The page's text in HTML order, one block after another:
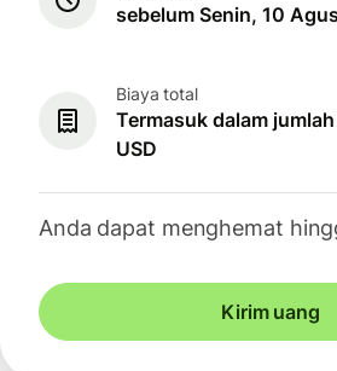
sebelum Senin, 10
Biaya total
Termasuk dalam jumlah
USD
Anda dapat menghemat
Kirim uang